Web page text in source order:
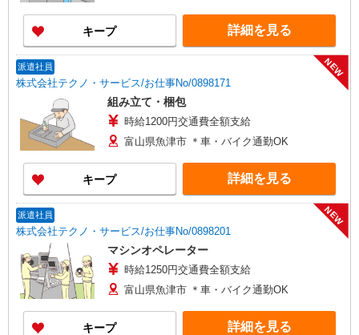
キープ 詳細を見る
派遣社員
株式会社テクノ・サービス/お仕事No/0898171
NEW
組み立て・梱包
時給1200円交通費全額支給
富山県魚津市 ＊車・バイク通勤OK
キープ 詳細を見る
派遣社員
株式会社テクノ・サービス/お仕事No/0898201
NEW
マシンオペレーター
時給1250円交通費全額支給
富山県魚津市 ＊車・バイク通勤OK
キープ 詳細を見る